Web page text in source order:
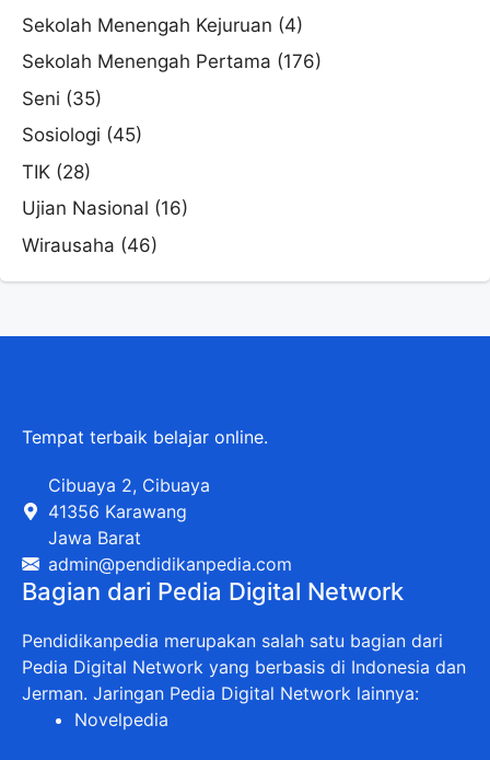
Sekolah Menengah Kejuruan (4)
Sekolah Menengah Pertama (176)
Seni (35)
Sosiologi (45)
TIK (28)
Ujian Nasional (16)
Wirausaha (46)
Tempat terbaik belajar online.
Cibuaya 2, Cibuaya
41356 Karawang
Jawa Barat
admin@pendidikanpedia.com
Bagian dari Pedia Digital Network
Pendidikanpedia merupakan salah satu bagian dari
Pedia Digital Network yang berbasis di Indonesia dan
Jerman. Jaringan Pedia Digital Network lainnya:
Novelpedia